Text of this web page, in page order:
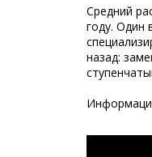
Средний
году. Один
назад: